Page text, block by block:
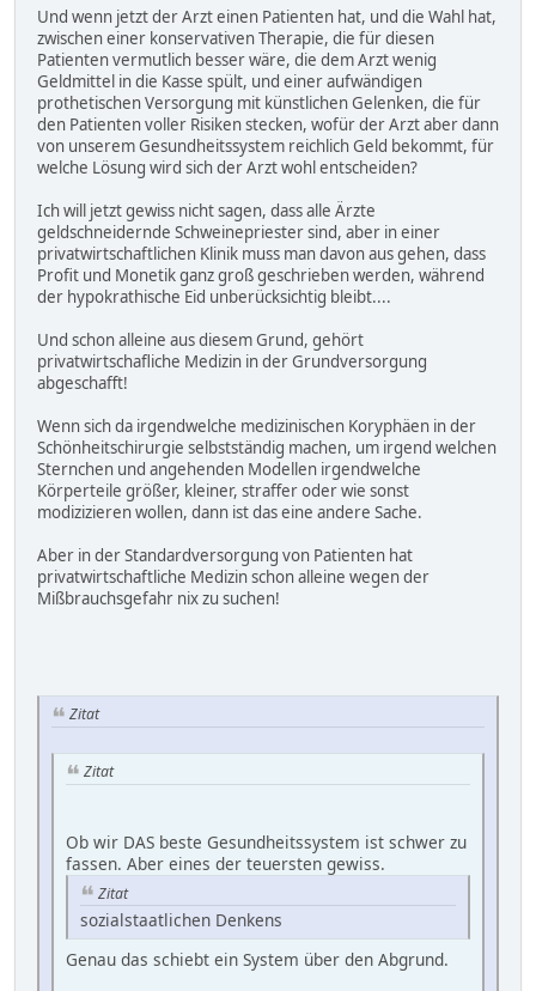
Und wenn jetzt der Arzt einen Patienten hat, und die Wahl hat,
zwischen einer konservativen Therapie, die für diesen
Patienten vermutlich besser wäre, die dem Arzt wenig
Geldmittel in die Kasse spült, und einer aufwändigen
prothetischen Versorgung mit künstlichen Gelenken, die für
den Patienten voller Risiken stecken, wofür der Arzt aber dann
von unserem Gesundheitssystem reichlich Geld bekommt, für
welche Lösung wird sich der Arzt wohl entscheiden?
Ich will jetzt gewiss nicht sagen, dass alle Ärzte
geldschneidernde Schweinepriester sind, aber in einer
privatwirtschaftlichen Klinik muss man davon aus gehen, dass
Profit und Monetik ganz groß geschrieben werden, während
der hypokrathische Eid unberücksichtig bleibt....
Und schon alleine aus diesem Grund, gehört
privatwirtschafliche Medizin in der Grundversorgung
abgeschafft!
Wenn sich da irgendwelche medizinischen Koryphäen in der
Schönheitschirurgie selbstständig machen, um irgend welchen
Sternchen und angehenden Modellen irgendwelche
Körperteile größer, kleiner, straffer oder wie sonst
modizizieren wollen, dann ist das eine andere Sache.
Aber in der Standardversorgung von Patienten hat
privatwirtschaftliche Medizin schon alleine wegen der
Mißbrauchsgefahr nix zu suchen!
Zitat
Zitat
Ob wir DAS beste Gesundheitssystem ist schwer zu
fassen. Aber eines der teuersten gewiss.
Zitat
sozialstaatlichen Denkens
Genau das schiebt ein System über den Abgrund.